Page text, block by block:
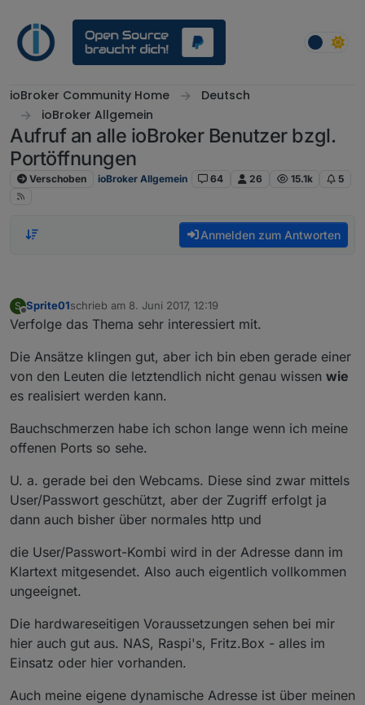
ioBroker Community Home
Deutsch
ioBroker Allgemein
Aufruf an alle ioBroker Benutzer bzgl.
Portöffnungen
Verschoben ioBroker Allgemein 64 26 15.1k 5
Anmelden zum Antworten
S
Offline
Sprite01schrieb am 8. Juni 2017, 12:19
zuletzt editiert von
Verfolge das Thema sehr interessiert mit.
Die Ansätze klingen gut, aber ich bin eben gerade einer
von den Leuten die letztendlich nicht genau wissen wie
es realisiert werden kann.
Bauchschmerzen habe ich schon lange wenn ich meine
offenen Ports so sehe.
U. a. gerade bei den Webcams. Diese sind zwar mittels
User/Passwort geschützt, aber der Zugriff erfolgt ja
dann auch bisher über normales http und
die User/Passwort-Kombi wird in der Adresse dann im
Klartext mitgesendet. Also auch eigentlich vollkommen
ungeeignet.
Die hardwareseitigen Voraussetzungen sehen bei mir
hier auch gut aus. NAS, Raspi's, Fritz.Box - alles im
Einsatz oder hier vorhanden.
Auch meine eigene dynamische Adresse ist über meinen